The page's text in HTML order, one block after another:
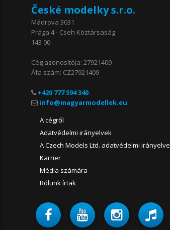
České modelky s.r.o.
Mádrova 3031
Prága 4 - Cseh Köztársaság
143 00
Cég azonosítója: 27921409
Áfa szám: CZ27921409
+420 777 594 340
A cégről
Adatvédelmi irányelvek
A Czech Models Ltd. adatvédelmi irányelve
Karrier
Média számára
Rólunk írtak